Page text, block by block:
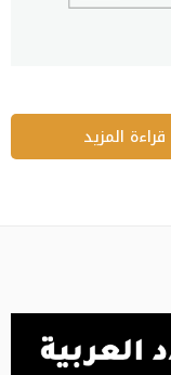
قراءة المزيد